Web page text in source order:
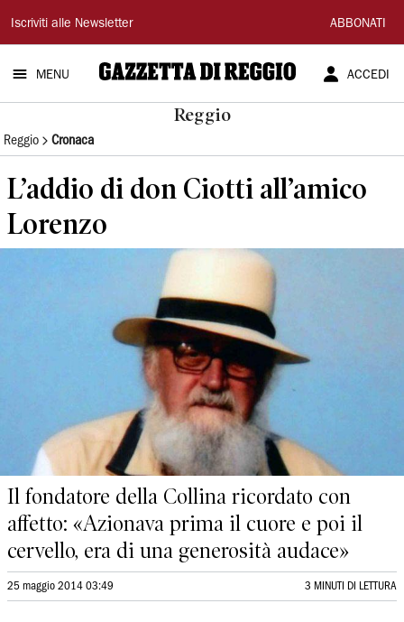
Gazzetta
di
Reggio
Iscriviti alle Newsletter ABBONATI
MENU ACCEDI
Reggio
Reggio Cronaca
L’addio di don Ciotti all’amico
Lorenzo
Il fondatore della Collina ricordato con
affetto: «Azionava prima il cuore e poi il
cervello, era di una generosità audace»
25 maggio 2014 03:49 3 MINUTI DI LETTURA